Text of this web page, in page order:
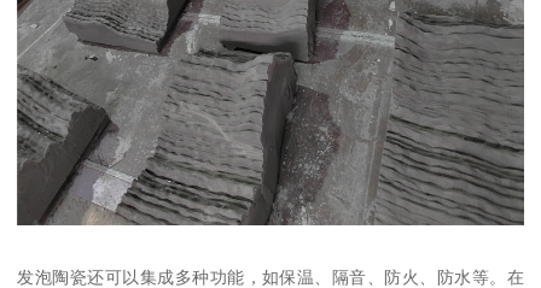
发泡陶瓷还可以集成多种功能，如保温、隔音、防火、防水等。在